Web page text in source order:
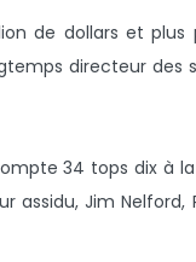
de dollars et
directeur
34 tops dix à
assidu, Jim